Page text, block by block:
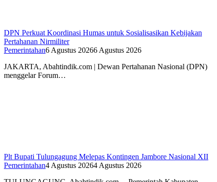
DPN Perkuat Koordinasi Humas untuk Sosialisasikan Kebijakan
Pertahanan Nirmiliter
Pemerintahan6 Agustus 20266 Agustus 2026
JAKARTA, Abahtindik.com | Dewan Pertahanan Nasional (DPN)
menggelar Forum…
Plt Bupati Tulungagung Melepas Kontingen Jambore Nasional XII
Pemerintahan4 Agustus 20264 Agustus 2026